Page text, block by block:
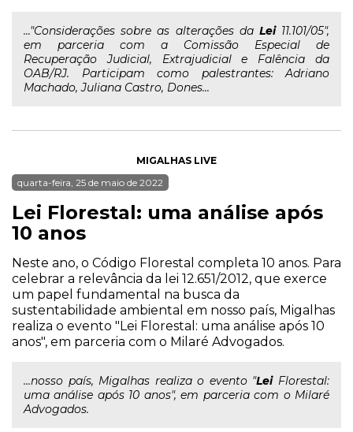
..."Considerações sobre as alterações da Lei11.101/05",
em parceria com a Comissão Especial de
Recuperação Judicial, Extrajudicial e Falência da
OAB/RJ. Participam como palestrantes: Adriano
Machado, Juliana Castro, Dones...
MIGALHAS LIVE
quarta-feira, 25 de maio de 2022
Lei Florestal: uma análise após
10 anos
Neste ano, o Código Florestal completa 10 anos. Para
celebrar a relevância da lei 12.651/2012, que exerce
um papel fundamental na busca da
sustentabilidade ambiental em nosso país, Migalhas
realiza o evento "Lei Florestal: uma análise após 10
anos", em parceria com o Milaré Advogados.
...nosso país, Migalhas realiza o evento "LeiFlorestal:
uma análise após 10 anos", em parceria com o Milaré
Advogados.